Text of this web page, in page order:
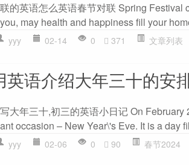
的英语怎么英语春节对联 Spring
may health and happiness fill your
yyy 02-14 0 371 文章列表
英语介绍大年三十的安
大年三十,初三的英语小日记 On
occasion – New Year\'s Eve. It is a day
yyy 02-06 0 90 春节2024